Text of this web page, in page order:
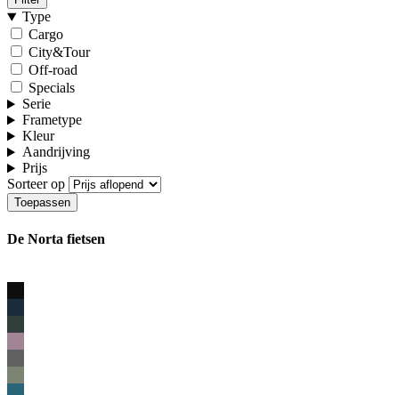
Type
Cargo
City&Tour
Off-road
Specials
Serie
Frametype
Kleur
Aandrijving
Prijs
Sorteer op
De Norta fietsen